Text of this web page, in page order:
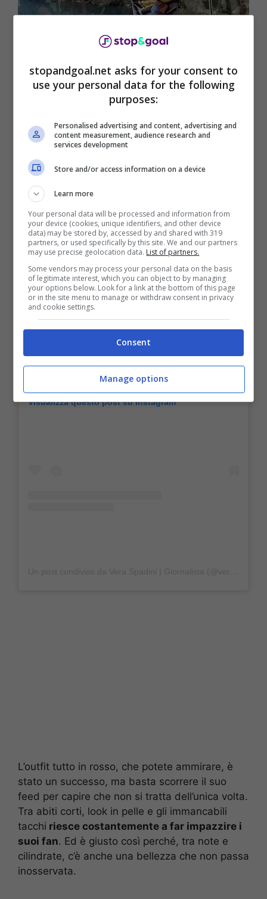
@veraspadini) – stopandgoal.net
giornalista sportiva, ma la conduttrice è riuscita
a far fruttare anche la passione per la musica,
abbinando i due aspetti. Ha anche pubblicato
un libro dal titolo“Rewind: le due vite di Kurt
Cobain”. Sui social è seguitissima, dato che
i suoi followers sono arrivati alla
spaventosa cifra di 105 mila. E, a questo
Visualizza questo post su Instagram
L’outfit tutto in rosso, che potete ammirare, è
stato un successo, ma basta scorrere il suo
feed per capire che non si tratta dell’unica volta.
Tra abiti corti, look in pelle e gli immancabili
tacchi riesce costantemente a far impazzire i
suoi fan. Ed è giusto così perché, tra note e
cilindrate, c’è anche una bellezza che non passa
inosservata.
stopandgoal.net asks for your consent to
use your personal data for the following
purposes:
Personalised advertising and content, advertising and
content measurement, audience research and
services development
Store and/or access information on a device
Learn more
Your personal data will be processed and information from
your device (cookies, unique identifiers, and other device
data) may be stored by, accessed by and shared with 319
partners, or used specifically by this site. We and our partners
may use precise geolocation data. List of partners.
Some vendors may process your personal data on the basis
of legitimate interest, which you can object to by managing
your options below. Look for a link at the bottom of this page
or in the site menu to manage or withdraw consent in privacy
and cookie settings.
Consent
Manage options